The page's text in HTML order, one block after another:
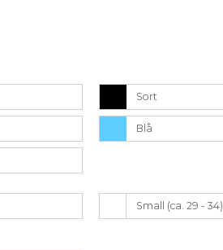
Sort
Blå
Small (ca. 29 - 34)